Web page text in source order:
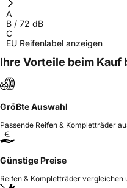
A
B / 72 dB
C
EU Reifenlabel anzeigen
Ihre Vorteile beim Kauf
Größte Auswahl
Passende Reifen & Kompletträder
Günstige Preise
Reifen & Kompletträder vergleichen